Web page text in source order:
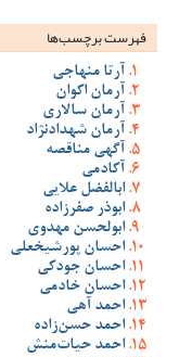
فهرست برچسب‌ها
آرتا منهاجی
آرمان اکوان
آرمان سالاری
آرمان شهدادنژاد
آگهی مناقصه
آکادمی
ابالفضل علایی
ابوذر صفرزاده
ابولحسن مهدوی
احسان پورشیخعلی
احسان جودکی
احسان خادمی
احمد آهی
احمد حسن‌زاده
احمد حیات‌منش